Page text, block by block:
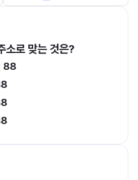
소로 맞는 것은?
88